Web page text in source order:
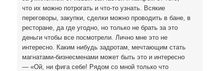
что их можно потрогать и что-то узнать. Всякие
переговоры, закупки, сделки можно проводить в бане, в
ресторане, да где угодно, но только не брать за это
деньги чтобы все посмотрели. Лично мне это не
интересно. Каким нибудь задротам, мечтающим стать
магнатами-бизнесменами может быть это и интересно
— «Ой, ни фига себе! Рядом со мной только что